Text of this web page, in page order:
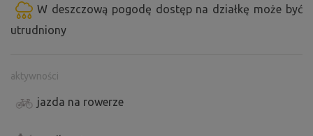
W deszczową pogodę dostęp na działkę może być
utrudniony
aktywności
jazda na rowerze